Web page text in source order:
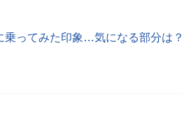
乗ってみた印象…気になる部分は？